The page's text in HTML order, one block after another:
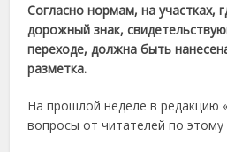
Согласно нормам, на участках,
дорожный знак,
переходе, должна быть
разметка.
На прошлой неделе в редакцию
вопросы от читателей по этому